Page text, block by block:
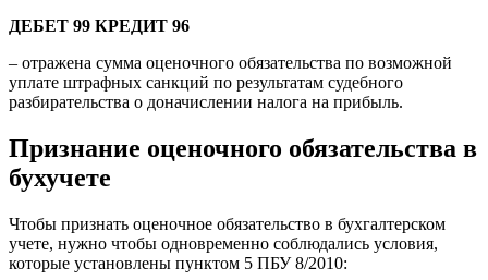
ДЕБЕТ 99 КРЕДИТ 96
– отражена сумма оценочного обязательства по возможной
уплате штрафных санкций по результатам судебного
разбирательства о доначислении налога на прибыль.
Признание оценочного обязательства в
бухучете
Чтобы признать оценочное обязательство в бухгалтерском
учете, нужно чтобы одновременно соблюдались условия,
которые установлены пунктом 5 ПБУ 8/2010: